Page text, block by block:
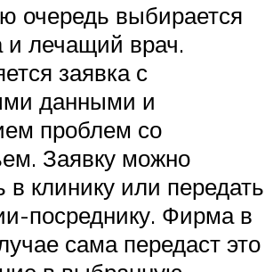
очередь выбирается
и лечащий врач.
заявка с
данными и
проблем со
Заявку можно
в клинику или передать
посреднику. Фирма в
сама передаст это